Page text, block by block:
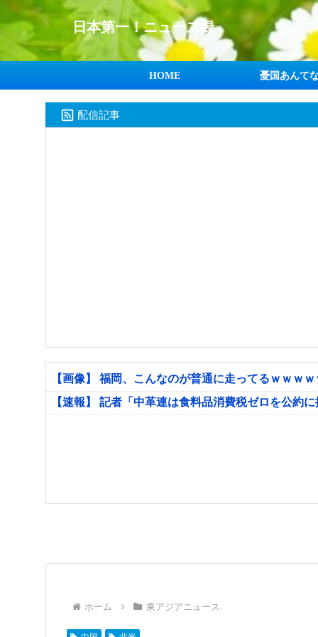
日本第一！ニュース録
HOME 憂国あんて
配信記事
【画像】 福岡、こんなのが普通に走ってるｗｗｗ
【速報】 記者「中革連は食料品消費税ゼロを公約
ホーム 東アジアニュース